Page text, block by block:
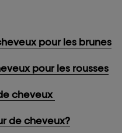
pour les brunes
pour les rousses
cheveux
de cheveux?